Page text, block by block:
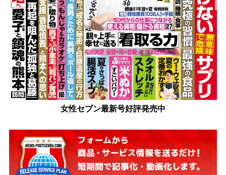
女性セブン最新号好評発売中